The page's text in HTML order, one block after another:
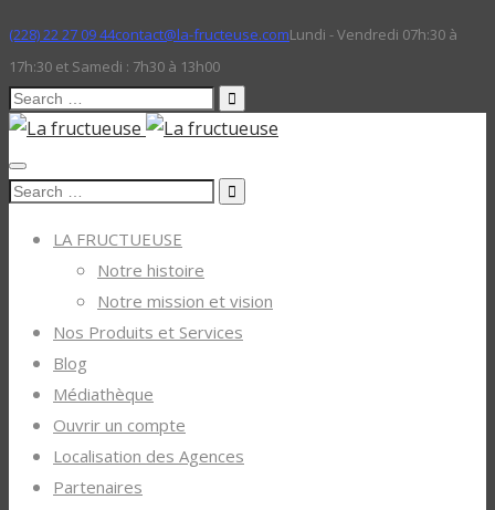
(228) 22 27 09 44contact@la-fructeuse.comLundi - Vendredi 07h:30 à
17h:30 et Samedi : 7h30 à 13h00
Search
for:
Search
LA FRUCTUEUSE
Notre histoire
Notre mission et vision
Nos Produits et Services
Blog
Médiathèque
Ouvrir un compte
Localisation des Agences
Partenaires